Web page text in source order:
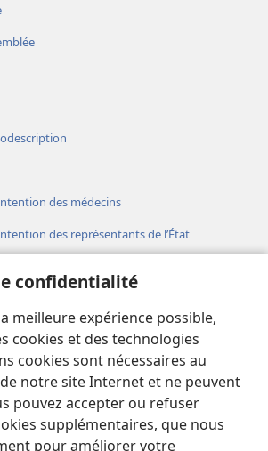
confidentialité
meilleure expérience possible,
cookies et des technologies
cookies sont nécessaires au
notre site Internet et ne peuvent
pouvez accepter ou refuser
supplémentaires, que nous
pour améliorer votre
des médecins
des représentants de l’État
ligne